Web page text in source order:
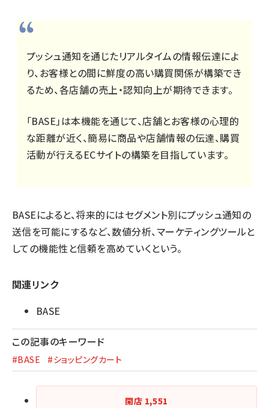
プッシュ通知を通じたリアルタイムの情報伝達によ
り、お客様との間に鮮度の高い購買関係が構築でき
るため、各店舗の売上・認知向上が期待できます。
「BASE」は本機能を通じて、店舗とお客様の心理的
な距離が近く、簡易に商品や店舗情報の伝達、購買
活動が行えるECサイトの構築を目指しています。
BASEによると、将来的にはセグメント別にプッシュ通知の
送信を可能にするなど、数値分析、マーケティングツールと
しての機能性と信頼を高めていくという。
関連リンク
BASE
この記事のキーワード
#BASE #ショッピングカート
開店 1,551